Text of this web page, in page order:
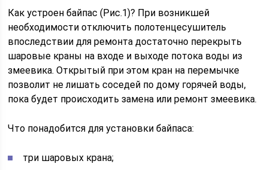
Как устроен байпас (Рис.1)? При возникшей
необходимости отключить полотенцесушитель
впоследствии для ремонта достаточно перекрыть
шаровые краны на входе и выходе потока воды из
змеевика. Открытый при этом кран на перемычке
позволит не лишать соседей по дому горячей воды,
пока будет происходить замена или ремонт змеевика.
Что понадобится для установки байпаса:
три шаровых крана;